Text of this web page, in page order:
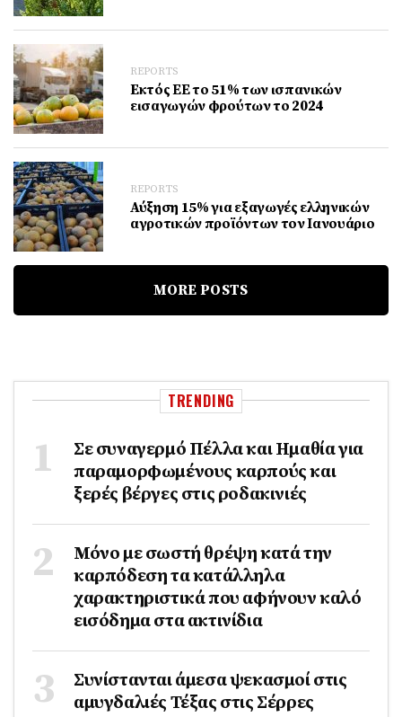
REPORTS
Eκτός ΕΕ το 51% των ισπανικών
εισαγωγών φρούτων το 2024
REPORTS
Αύξηση 15% για εξαγωγές ελληνικών
αγροτικών προϊόντων τον Ιανουάριο
MORE POSTS
TRENDING
Σε συναγερμό Πέλλα και Ημαθία για
παραμορφωμένους καρπούς και
ξερές βέργες στις ροδακινιές
Μόνο με σωστή θρέψη κατά την
καρπόδεση τα κατάλληλα
χαρακτηριστικά που αφήνουν καλό
εισόδημα στα ακτινίδια
Συνίστανται άμεσα ψεκασμοί στις
αμυγδαλιές Τέξας στις Σέρρες